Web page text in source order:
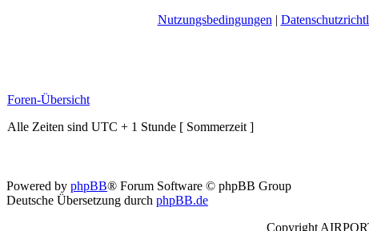
Nutzungsbedingungen |
Foren-Übersicht
Alle Zeiten sind UTC + 1 Stunde [ Sommerzeit ]
Powered by phpBB® Forum Software © phpBB Group
Deutsche Übersetzung durch phpBB.de
Copyright